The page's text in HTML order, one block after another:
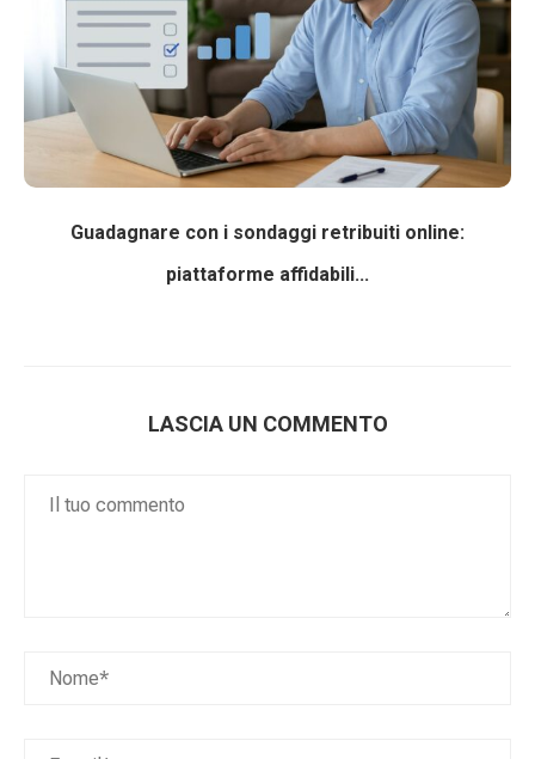
Guadagnare con i sondaggi retribuiti online:
piattaforme affidabili...
LASCIA UN COMMENTO